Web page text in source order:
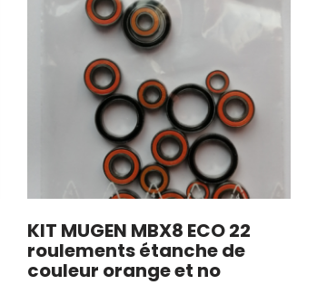
KIT MUGEN MBX8 ECO 22
roulements étanche de
couleur orange et no